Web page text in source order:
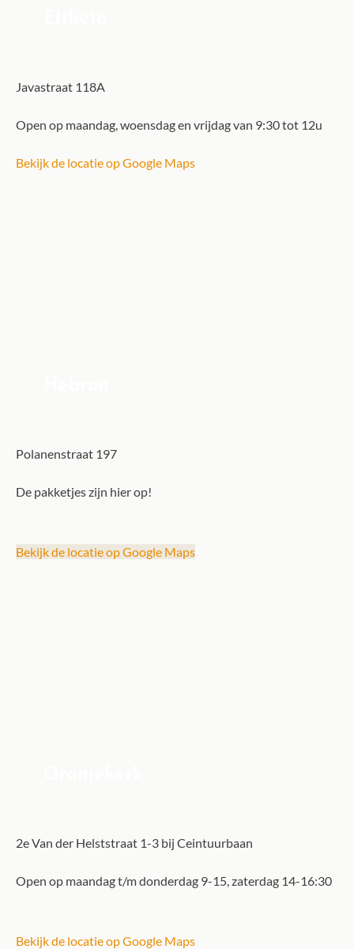
Javastraat 118A
Open op maandag, woensdag en vrijdag van 9:30 tot 12u
Bekijk de locatie op Google Maps
Polanenstraat 197
De pakketjes zijn hier op!
Bekijk de locatie op Google Maps
2e Van der Helststraat 1-3 bij Ceintuurbaan
Open op maandag t/m donderdag 9-15, zaterdag 14-16:30
Bekijk de locatie op Google Maps